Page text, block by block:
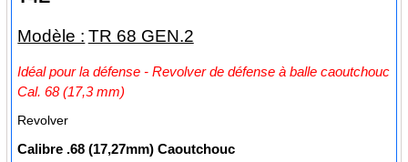
Modèle : TR 68 GEN.2
Idéal pour la défense - Revolver de défense à balle caoutchouc
Cal. 68 (17,3 mm)
Revolver
Calibre .68 (17,27mm) Caoutchouc